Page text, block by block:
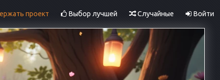
проект Выбор лучшей Случайные Войти